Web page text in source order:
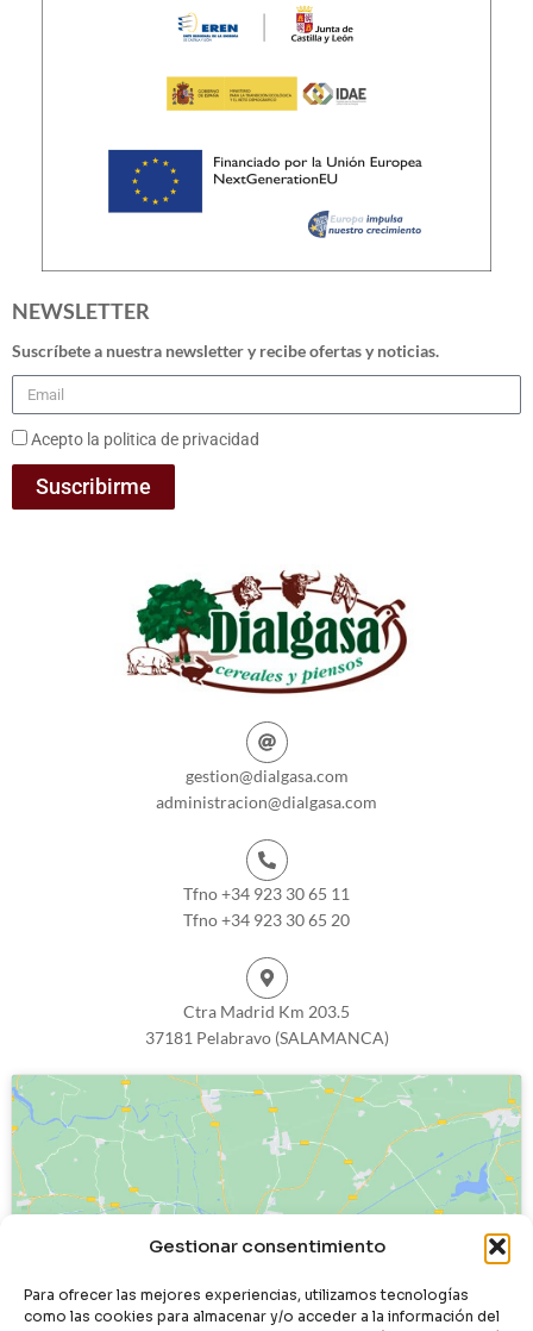
Gestionar consentimiento
Para ofrecer las mejores experiencias, utilizamos tecnologías
como las cookies para almacenar y/o acceder a la información del
NEWSLETTER
Suscríbete a nuestra newsletter y recibe ofertas y noticias.
Acepto la politica de privacidad
Suscribirme
gestion@dialgasa.com
administracion@dialgasa.com
Tfno +34 923 30 65 11
Tfno +34 923 30 65 20
Ctra Madrid Km 203.5
37181 Pelabravo (SALAMANCA)
Haz clic para aceptar cookies de